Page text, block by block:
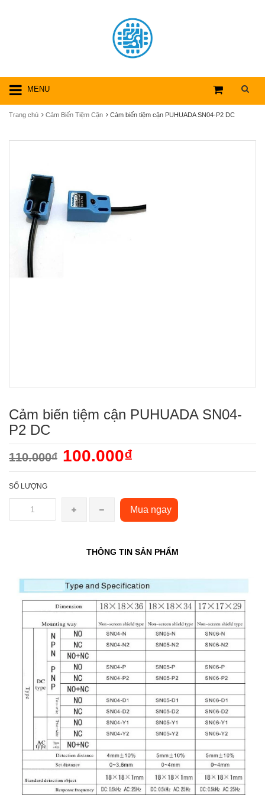
MENU
Trang chủ Cảm Biến Tiệm Cận Cảm biến tiệm cận PUHUADA SN04-P2 DC
Cảm biến tiệm cận PUHUADA SN04-
P2 DC
110.000₫ 100.000₫
SỐ LƯỢNG
Mua ngay
THÔNG TIN SẢN PHẨM